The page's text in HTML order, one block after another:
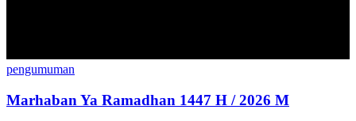
pengumuman
Marhaban Ya Ramadhan 1447 H / 2026 M